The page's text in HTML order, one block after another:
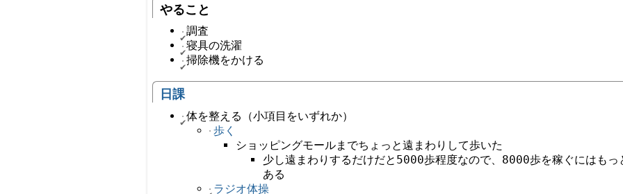
やること
調査
寝具の洗濯
掃除機をかける
日課
体を整える（小項目をいずれか）
歩く
ショッピングモールまでちょっと遠まわりして歩いた
少し遠まわりするだけだと5000歩程度なので、8000歩を稼ぐにはもっ
ある
ラジオ体操